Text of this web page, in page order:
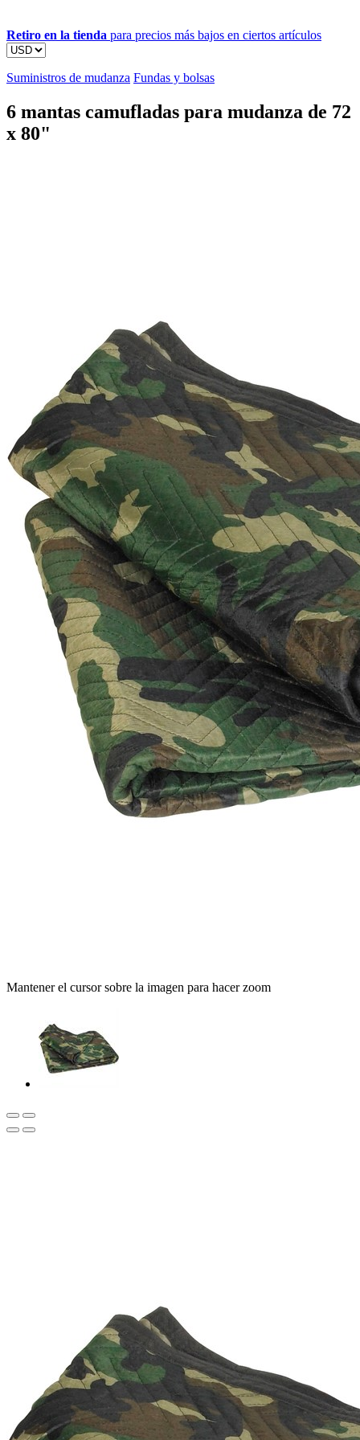
Retiro en la tienda para precios más bajos en ciertos artículos
Suministros de mudanza Fundas y bolsas
6 mantas camufladas para mudanza de 72
x 80"
Mantener el cursor sobre la imagen para hacer zoom